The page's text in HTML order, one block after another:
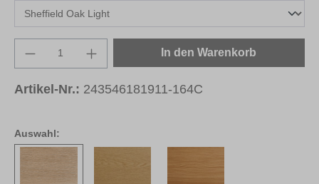
Auswahl:
Produkt Anzahl: Gib den gewünschten
In den Warenkorb
Artikel-Nr.: 243546181911-164C